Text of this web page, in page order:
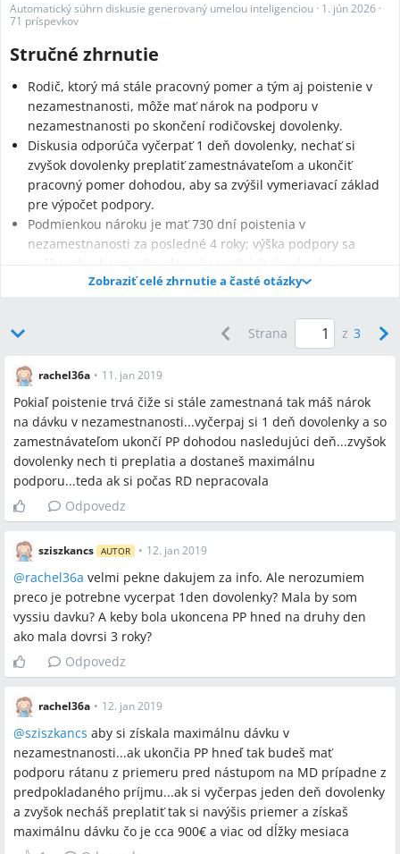
Automatický súhrn diskusie generovaný umelou inteligenciou · 1. jún 2026 ·
71 príspevkov
Stručné zhrnutie
Rodič, ktorý má stále pracovný pomer a tým aj poistenie v
nezamestnanosti, môže mať nárok na podporu v
nezamestnanosti po skončení rodičovskej dovolenky.
Diskusia odporúča vyčerpať 1 deň dovolenky, nechať si
zvyšok dovolenky preplatiť zamestnávateľom a ukončiť
pracovný pomer dohodou, aby sa zvýšil vymeriavací základ
pre výpočet podpory.
Podmienkou nároku je mať 730 dní poistenia v
nezamestnanosti za posledné 4 roky; výška podpory sa
poistenie v nezamestnanosti (diskutované obdobie pre
Najčastejšie otázky
Q:Ako získať maximálnu podporu v nezamestnanosti po
skončení rodičovskej dovolenky?
A:Odporúčané riešenie v diskusii bolo vyčerpať 1 deň
dovolenky, po dohode so zamestnávateľom ukončiť pracovný
pomer dohodou a nechať si zvyšok dovolenky preplatiť; takto sa
má zvýšiť priemerný vymeriavací základ pre výpočet podpory
(tvrdenie z diskusie, neoficiálne).
Q:Z akých období sa vypočítava výška podpory v
nezamestnanosti?
A:Diskusia uvádza, že výška podpory sa rátala z hrubej mzdy, z
ktorej sa odvádzali odvody na poistenie v nezamestnanosti;
účastníčky uvádzali, že pri výpočte sa berú do úvahy príjmy z
posledných 2 rokov pred žiadosťou (v diskusii niektoré
Q:Aké sú podmienky nároku na podporu v nezamestnanosti po
skončení pracovného pomeru?
A:V diskusii bolo uvedené, že nárok závisí od splnenia
podmienky 730 dní poistenia v nezamestnanosti za posledné 4
roky; obdobia materskej, rodičovskej a PN sa počítajú do
poistenia, ak pracovný pomer trvá.
Zobraziť celé zhrnutie a časté otázky
Strana z 3
rachel36a • 11. jan 2019
Pokiaľ poistenie trvá čiže si stále zamestnaná tak máš nárok
na dávku v nezamestnanosti...vyčerpaj si 1 deň dovolenky a so
zamestnávateľom ukončí PP dohodou nasledujúci deň...zvyšok
dovolenky nech ti preplatia a dostaneš maximálnu
podporu...teda ak si počas RD nepracovala
Odpovedz
sziszkancs AUTOR • 12. jan 2019
@rachel36a velmi pekne dakujem za info. Ale nerozumiem
preco je potrebne vycerpat 1den dovolenky? Mala by som
vyssiu davku? A keby bola ukoncena PP hned na druhy den
ako mala dovrsi 3 roky?
Odpovedz
rachel36a • 12. jan 2019
@sziszkancs aby si získala maximálnu dávku v
nezamestnanosti...ak ukončia PP hneď tak budeš mať
podporu rátanu z priemeru pred nástupom na MD prípadne z
predpokladaného príjmu...ak si vyčerpas jeden deň dovolenky
a zvyšok necháš preplatiť tak si navýšis priemer a získaš
maximálnu dávku čo je cca 900€ a viac od dĺžky mesiaca